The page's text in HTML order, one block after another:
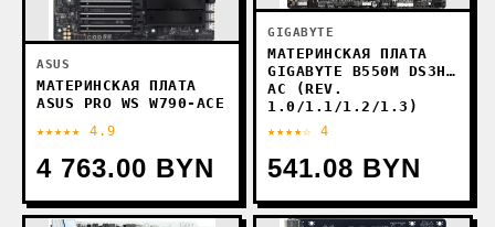
ASUS
МАТЕРИНСКАЯ ПЛАТА
ASUS PRO WS W790-ACE
★★★★★ 4.9
4 763.00 BYN
GIGABYTE
МАТЕРИНСКАЯ ПЛАТА
GIGABYTE B550M DS3H
AC (REV.
1.0/1.1/1.2/1.3)
★★★★☆ 4
541.08 BYN